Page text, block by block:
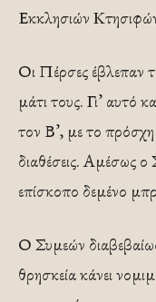
Εκκλησιών
Οι Πέρσες έβλεπαν
μάτι τους. Γι’ αυτό
τον Β’, με το
διαθέσεις. Αμέσως
επίσκοπο δεμένο
Ο Συμεών
θρησκεία κάνει